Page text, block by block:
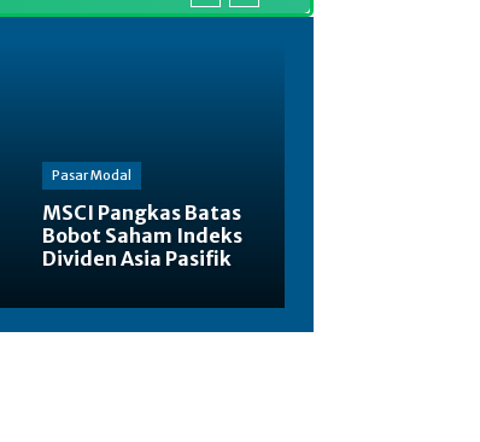
Pasar Modal
MSCI Pangkas Batas
Bobot Saham Indeks
Dividen Asia Pasifik